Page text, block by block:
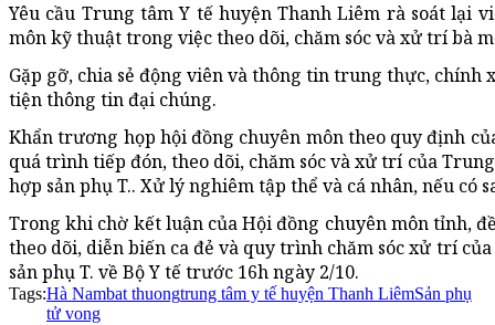
Yêu cầu Trung tâm Y tế huyện Thanh Liêm rà soát lại
môn kỹ thuật trong việc theo dõi, chăm sóc và xử trí bà
Gặp gỡ, chia sẻ động viên và thông tin trung thực,
tiện thông tin đại chúng.
Khẩn trương họp hội đồng chuyên môn theo quy định
quá trình tiếp đón, theo dõi, chăm sóc và xử trí của
hợp sản phụ T.. Xử lý nghiêm tập thể và cá nhân, nếu có
Trong khi chờ kết luận của Hội đồng chuyên môn tỉnh,
theo dõi, diễn biến ca đẻ và quy trình chăm sóc xử trí
sản phụ T. về Bộ Y tế trước 16h ngày 2/10.
Tags:Hà Nambat thuongtrung tâm y tế huyện Thanh LiêmSản phụ
tử vong